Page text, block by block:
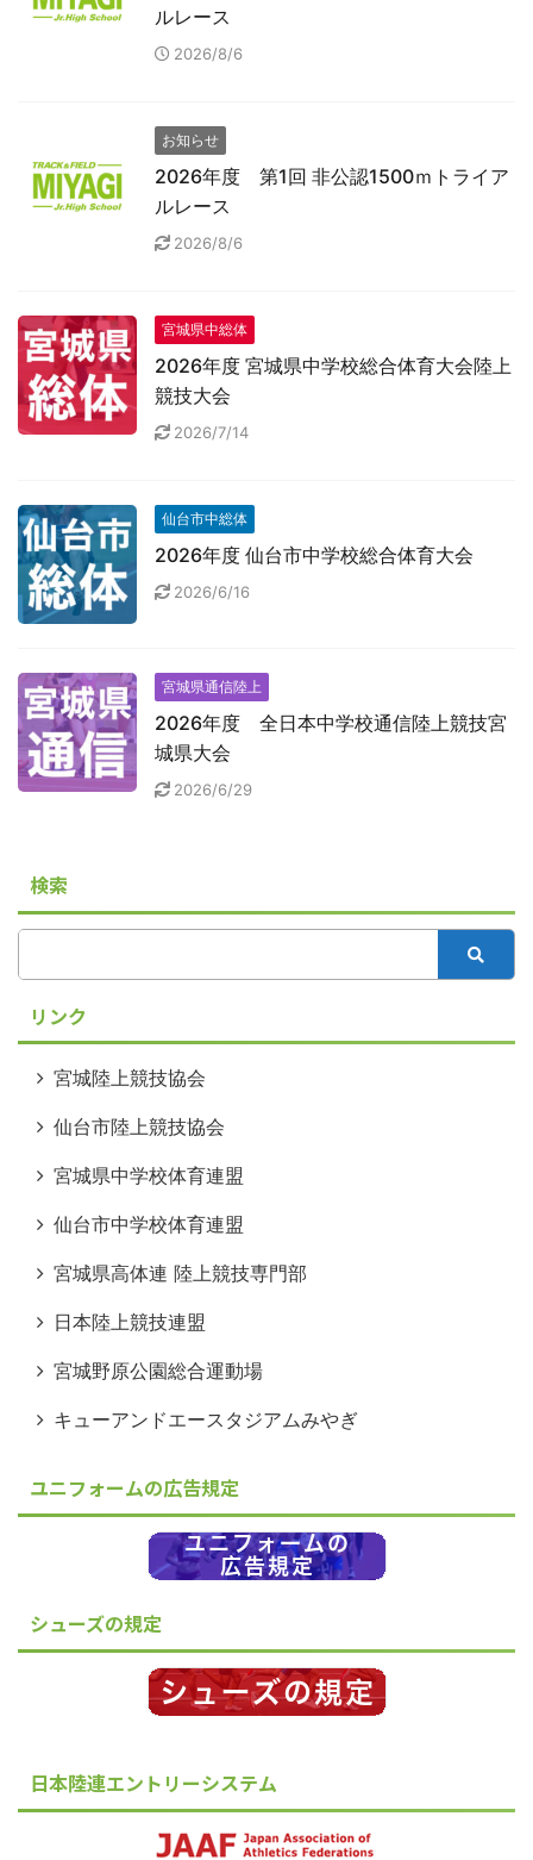
ルレース
2026/8/6
お知らせ
2026年度 第1回 非公認1500ｍトライア
ルレース
2026/8/6
宮城県中総体
2026年度 宮城県中学校総合体育大会陸上
競技大会
2026/7/14
仙台市中総体
2026年度 仙台市中学校総合体育大会
2026/6/16
宮城県通信陸上
2026年度 全日本中学校通信陸上競技宮
城県大会
2026/6/29
検索
リンク
宮城陸上競技協会
仙台市陸上競技協会
宮城県中学校体育連盟
仙台市中学校体育連盟
宮城県高体連 陸上競技専門部
日本陸上競技連盟
宮城野原公園総合運動場
キューアンドエースタジアムみやぎ
ユニフォームの広告規定
シューズの規定
日本陸連エントリーシステム